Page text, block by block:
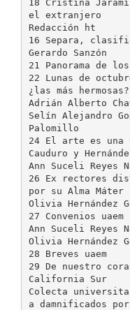
18 Cristina
el extranjero
Redacción ht
16 Separa,
Gerardo Sanzón
21 Panorama de
22 Lunas de
¿las más hermosas?
Adrián Alberto
Selín Alejandro
Palomillo
24 El arte es una
Cauduro y
Ann Suceli Reyes
26 Ex rectores
por su Alma Máter
Olivia Hernández
27 Convenios uaem
Ann Suceli Reyes
Olivia Hernández
28 Breves uaem
29 De nuestro
California Sur
Colecta
a damnificados